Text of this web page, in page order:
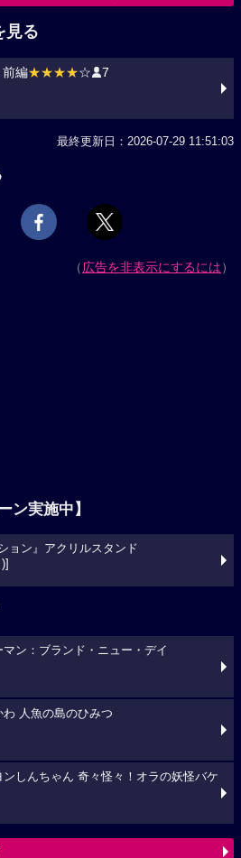
見る
前編★★★★☆ 7
最終更新日：2026-07-29 11:51:03
（広告を非表示にするには）
ン実施中】
ョン』アクリルスタンド
ン：ブランド・ニュー・デイ
人魚の島のひみつ
しんちゃん 奇々怪々！オラの妖怪バケ